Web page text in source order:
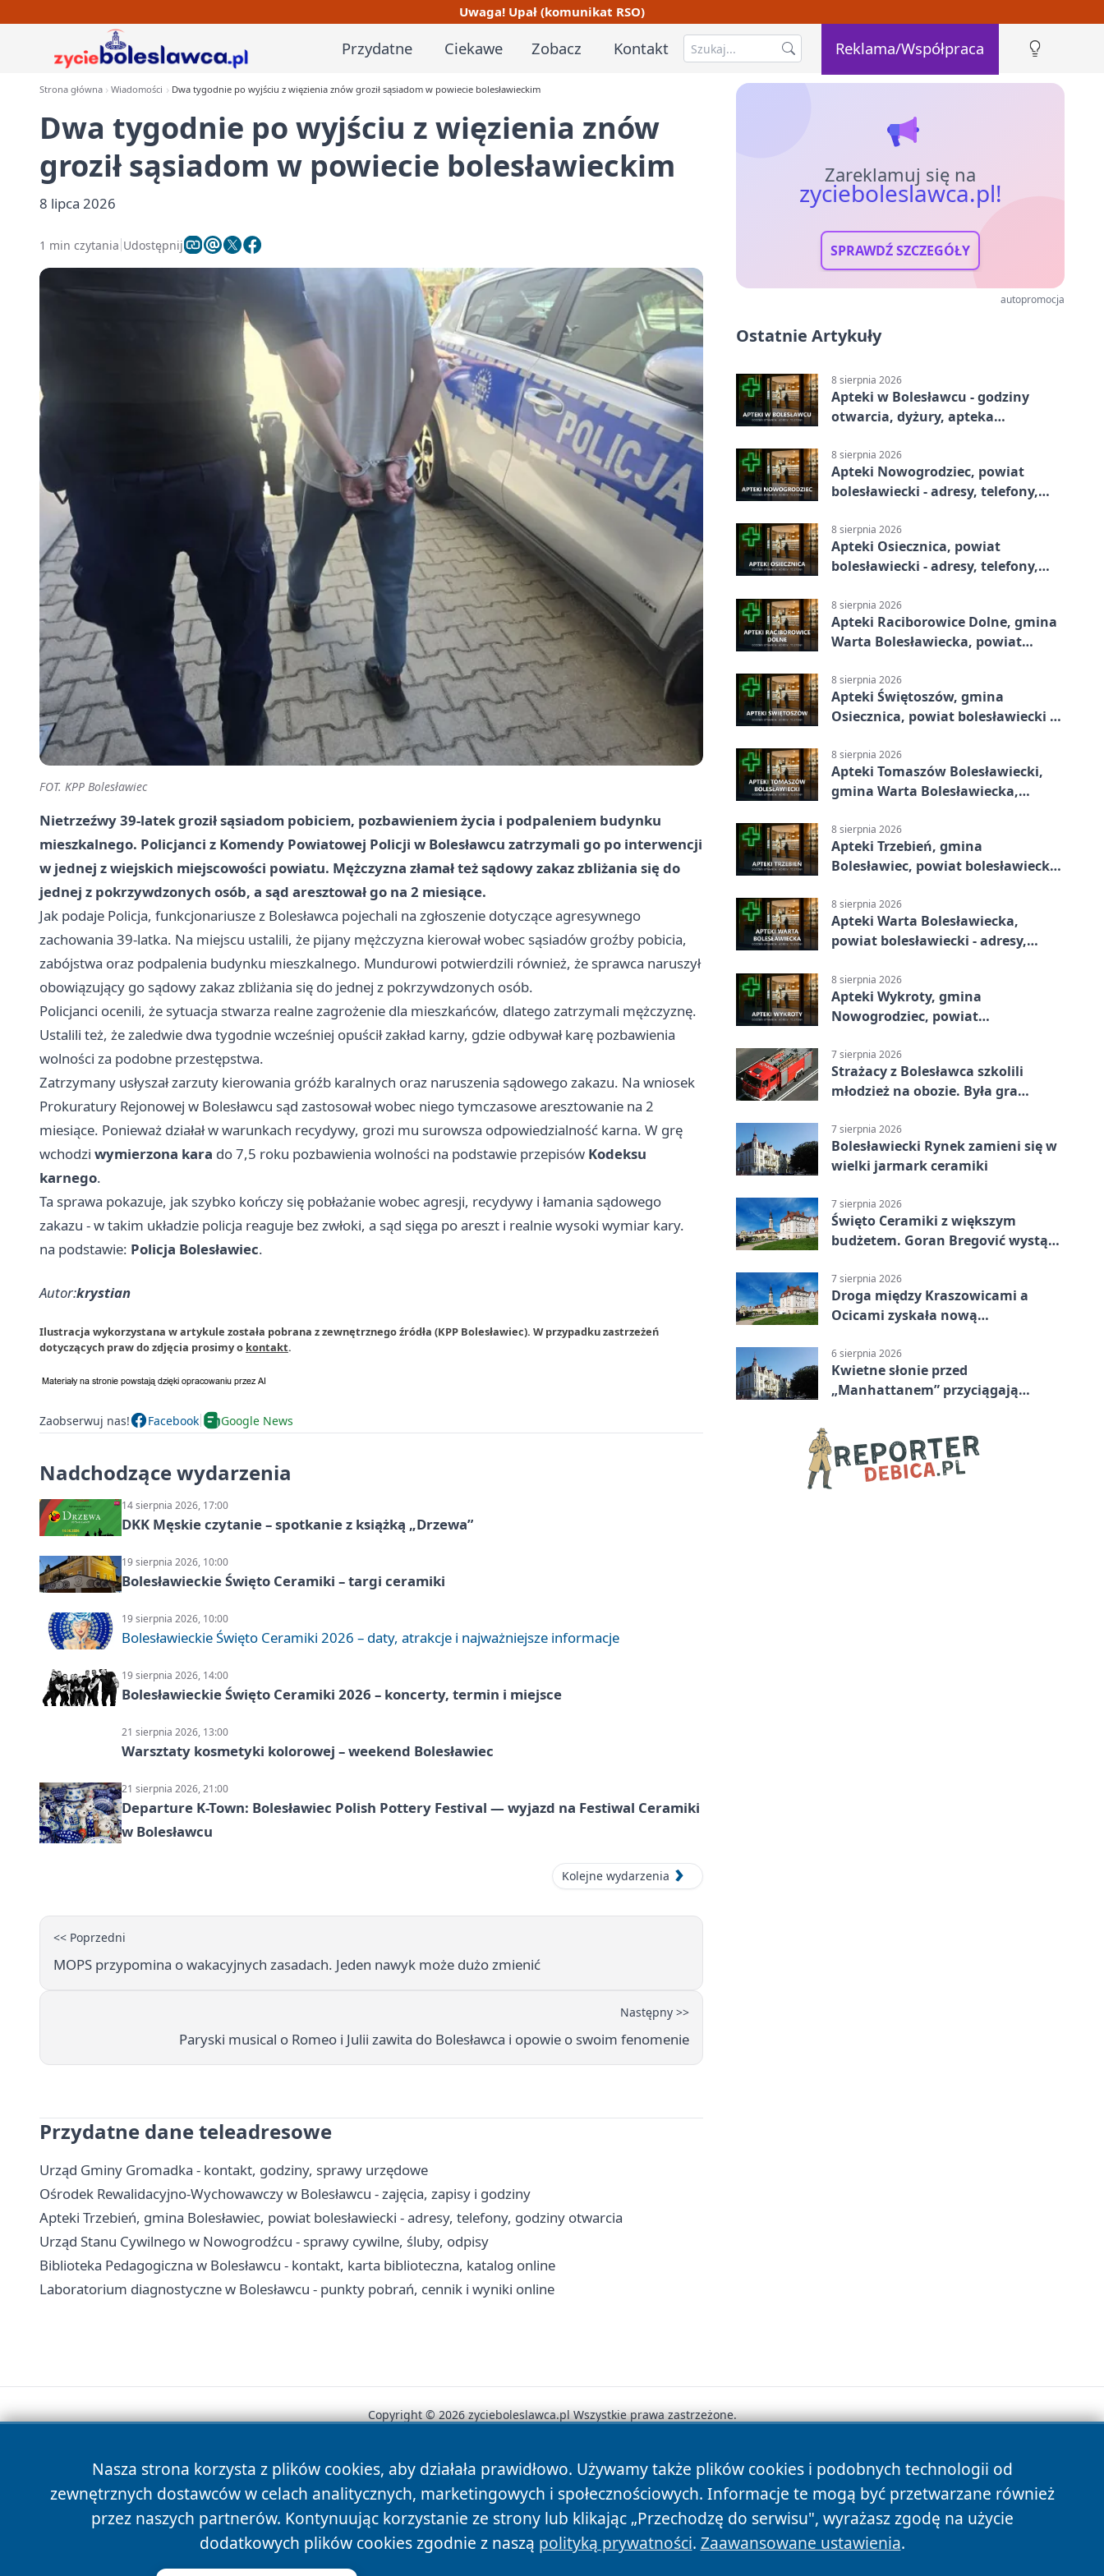
Uwaga! Upał (komunikat RSO)
Przydatne Ciekawe Zobacz Kontakt Reklama/Współpraca
Strona główna Wiadomości Dwa tygodnie po wyjściu z więzienia znów groził sąsiadom w powiecie bolesławieckim
Dwa tygodnie po wyjściu z więzienia znów
groził sąsiadom w powiecie bolesławieckim
8 lipca 2026
1 min czytania Udostępnij
FOT. KPP Bolesławiec
Nietrzeźwy 39-latek groził sąsiadom pobiciem, pozbawieniem życia i podpaleniem budynku
mieszkalnego. Policjanci z Komendy Powiatowej Policji w Bolesławcu zatrzymali go po interwencji
w jednej z wiejskich miejscowości powiatu. Mężczyzna złamał też sądowy zakaz zbliżania się do
jednej z pokrzywdzonych osób, a sąd aresztował go na 2 miesiące.
Jak podaje Policja, funkcjonariusze z Bolesławca pojechali na zgłoszenie dotyczące agresywnego
zachowania 39-latka. Na miejscu ustalili, że pijany mężczyzna kierował wobec sąsiadów groźby pobicia,
zabójstwa oraz podpalenia budynku mieszkalnego. Mundurowi potwierdzili również, że sprawca naruszył
obowiązujący go sądowy zakaz zbliżania się do jednej z pokrzywdzonych osób.
Policjanci ocenili, że sytuacja stwarza realne zagrożenie dla mieszkańców, dlatego zatrzymali mężczyznę.
Ustalili też, że zaledwie dwa tygodnie wcześniej opuścił zakład karny, gdzie odbywał karę pozbawienia
wolności za podobne przestępstwa.
Zatrzymany usłyszał zarzuty kierowania gróźb karalnych oraz naruszenia sądowego zakazu. Na wniosek
Prokuratury Rejonowej w Bolesławcu sąd zastosował wobec niego tymczasowe aresztowanie na 2
miesiące. Ponieważ działał w warunkach recydywy, grozi mu surowsza odpowiedzialność karna. W grę
wchodzi wymierzona kara do 7,5 roku pozbawienia wolności na podstawie przepisów Kodeksu
karnego.
Ta sprawa pokazuje, jak szybko kończy się pobłażanie wobec agresji, recydywy i łamania sądowego
zakazu - w takim układzie policja reaguje bez zwłoki, a sąd sięga po areszt i realnie wysoki wymiar kary.
na podstawie: Policja Bolesławiec.
Autor:krystian
Ilustracja wykorzystana w artykule została pobrana z zewnętrznego źródła (KPP Bolesławiec). W przypadku zastrzeżeń
dotyczących praw do zdjęcia prosimy o kontakt.
Zaobserwuj nas! Facebook Google News
Nadchodzące wydarzenia
14 sierpnia 2026, 17:00
DKK Męskie czytanie – spotkanie z książką „Drzewa”
19 sierpnia 2026, 10:00
Bolesławieckie Święto Ceramiki – targi ceramiki
19 sierpnia 2026, 10:00
Bolesławieckie Święto Ceramiki 2026 – daty, atrakcje i najważniejsze informacje
19 sierpnia 2026, 14:00
Bolesławieckie Święto Ceramiki 2026 – koncerty, termin i miejsce
21 sierpnia 2026, 13:00
Warsztaty kosmetyki kolorowej – weekend Bolesławiec
21 sierpnia 2026, 21:00
Departure K-Town: Bolesławiec Polish Pottery Festival — wyjazd na Festiwal Ceramiki
w Bolesławcu
Kolejne wydarzenia
<< Poprzedni
MOPS przypomina o wakacyjnych zasadach. Jeden nawyk może dużo zmienić
Następny >>
Paryski musical o Romeo i Julii zawita do Bolesławca i opowie o swoim fenomenie
Przydatne dane teleadresowe
Urząd Gminy Gromadka - kontakt, godziny, sprawy urzędowe
Ośrodek Rewalidacyjno-Wychowawczy w Bolesławcu - zajęcia, zapisy i godziny
Apteki Trzebień, gmina Bolesławiec, powiat bolesławiecki - adresy, telefony, godziny otwarcia
Urząd Stanu Cywilnego w Nowogrodźcu - sprawy cywilne, śluby, odpisy
Biblioteka Pedagogiczna w Bolesławcu - kontakt, karta biblioteczna, katalog online
Laboratorium diagnostyczne w Bolesławcu - punkty pobrań, cennik i wyniki online
Zareklamuj się na
zycieboleslawca.pl!
SPRAWDŹ SZCZEGÓŁY
autopromocja
Ostatnie Artykuły
8 sierpnia 2026
Apteki w Bolesławcu - godziny
otwarcia, dyżury, apteka
8 sierpnia 2026
Apteki Nowogrodziec, powiat
bolesławiecki - adresy, telefony,
8 sierpnia 2026
Apteki Osiecznica, powiat
bolesławiecki - adresy, telefony,
8 sierpnia 2026
Apteki Raciborowice Dolne, gmina
Warta Bolesławiecka, powiat
godziny otwarcia
8 sierpnia 2026
Apteki Świętoszów, gmina
Osiecznica, powiat bolesławiecki -
8 sierpnia 2026
Apteki Tomaszów Bolesławiecki,
gmina Warta Bolesławiecka,
telefony, godziny otwarcia
8 sierpnia 2026
Apteki Trzebień, gmina
Bolesławiec, powiat bolesławiecki -
8 sierpnia 2026
Apteki Warta Bolesławiecka,
powiat bolesławiecki - adresy,
8 sierpnia 2026
Apteki Wykroty, gmina
Nowogrodziec, powiat
godziny otwarcia
7 sierpnia 2026
Strażacy z Bolesławca szkolili
młodzież na obozie. Była gra
7 sierpnia 2026
Bolesławiecki Rynek zamieni się w
wielki jarmark ceramiki
7 sierpnia 2026
Święto Ceramiki z większym
budżetem. Goran Bregović wystąpi
7 sierpnia 2026
Droga między Kraszowicami a
Ocicami zyskała nową
6 sierpnia 2026
Kwietne słonie przed
„Manhattanem” przyciągają
Nasza strona korzysta z plików cookies, aby działała prawidłowo. Używamy także plików cookies i podobnych technologii od
zewnętrznych dostawców w celach analitycznych, marketingowych i społecznościowych. Informacje te mogą być przetwarzane również
przez naszych partnerów. Kontynuując korzystanie ze strony lub klikając „Przechodzę do serwisu", wyrażasz zgodę na użycie
dodatkowych plików cookies zgodnie z naszą polityką prywatności. Zaawansowane ustawienia.
Copyright © 2026 zycieboleslawca.pl Wszystkie prawa zastrzeżone.
News Autorzy Polityka Prywatności Polityka Cookies